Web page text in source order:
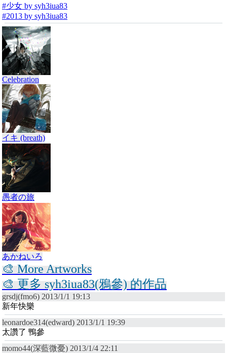
#少女 by syh3iua83
#2013 by syh3iua83
Celebration
イキ (breath)
愚者の旅
あかねいろ
🎨 More Artworks
🎨 更多 syh3iua83(鴉參) 的作品
grsdj(fmo6) 2013/1/1 19:13
新年快樂
leonardoe314(edward) 2013/1/1 19:39
太讚了 鴨參
momo44(深藍微憂) 2013/1/4 22:11